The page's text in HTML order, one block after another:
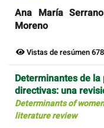
Ana María
Moreno
Vistas de resúmen
Determinantes de
directivas: una
Determinants of
literature review